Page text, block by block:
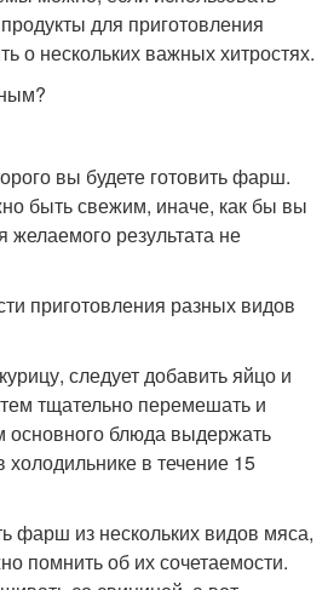
для приготовления
о нескольких важных хитростях.
вы будете готовить фарш.
быть свежим, иначе, как бы вы
желаемого результата не
приготовления разных видов
следует добавить яйцо и
тщательно перемешать и
основного блюда выдержать
в течение 15
фарш из нескольких видов мяса,
помнить об их сочетаемости.